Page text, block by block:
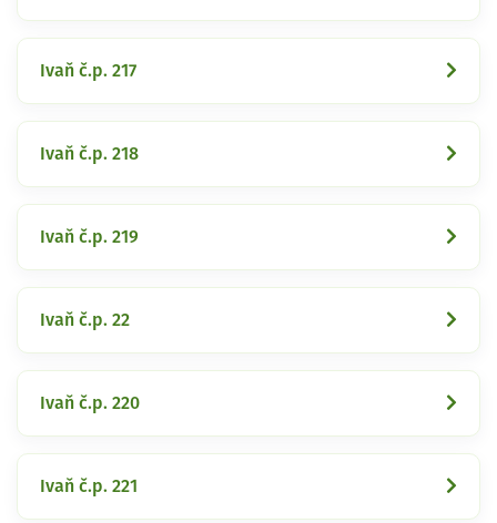
Ivaň č.p. 217
Ivaň č.p. 218
Ivaň č.p. 219
Ivaň č.p. 22
Ivaň č.p. 220
Ivaň č.p. 221